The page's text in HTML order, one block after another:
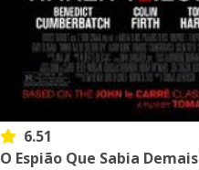
6.51
O Espião Que Sabia Demais